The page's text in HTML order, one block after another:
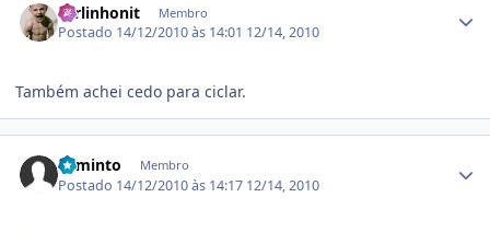
carlinhonit Membro
Postado 14/12/2010 às 14:01 12/14, 2010
Também achei cedo para ciclar.
Faminto Membro
Postado 14/12/2010 às 14:17 12/14, 2010